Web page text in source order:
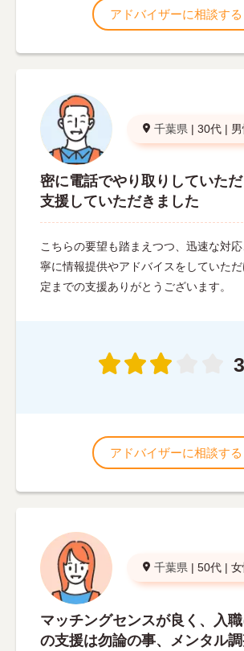
アドバイザーに相談する
千葉県 | 30代 |
密に電話でやり取りしていた
支援していただきました
こちらの要望も踏まえつつ、迅速な対
寧に情報提供やアドバイスをしていた
定までの支援ありがとうございます。
アドバイザーに相談する
千葉県 | 50代 |
マッチングセンスが良く、入
の支援は勿論の事、メンタル